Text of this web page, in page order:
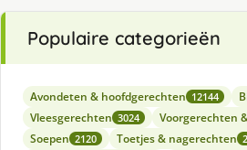
Populaire categorieën
Avondeten & hoofdgerechten 12144
Vleesgerechten 3024 Voorgerechten
Soepen 2120 Toetjes & nagerechten